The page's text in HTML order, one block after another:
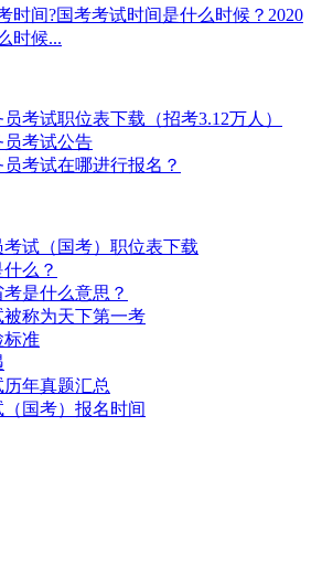
时间?国考考试时间是什么时候？2020
时候...
考试职位表下载（招考3.12万人）
员考试公告
考试在哪进行报名？
试（国考）职位表下载
么？
是什么意思？
称为天下第一考
标准
年真题汇总
国考）报名时间